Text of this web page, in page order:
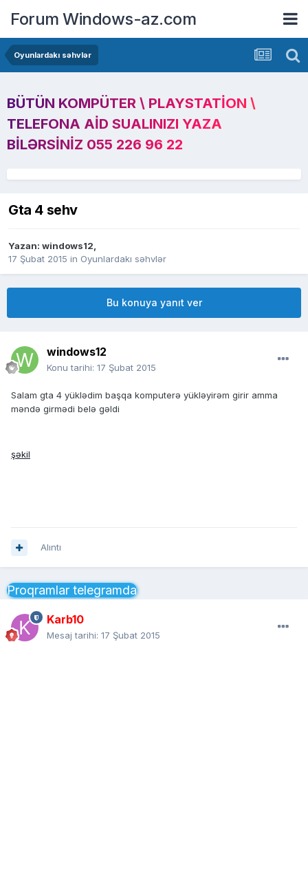
Forum Windows-az.com
Oyunlardakı səhvlər
BÜTÜN KOMPÜTER \ PLAYSTATION \
TELEFONA AID SUALINIZI YAZA
BILƏRSINIZ 055 226 96 22
Gta 4 sehv
Yazan: windows12,
17 Şubat 2015 in Oyunlardakı səhvlər
Bu konuya yanıt ver
windows12
Konu tarihi: 17 Şubat 2015
Salam gta 4 yüklədim başqa komputerə yükləyirəm girir amma
məndə girmədi belə gəldi
şəkil
Alıntı
Proqramlar telegramda
Karb10
Mesaj tarihi: 17 Şubat 2015